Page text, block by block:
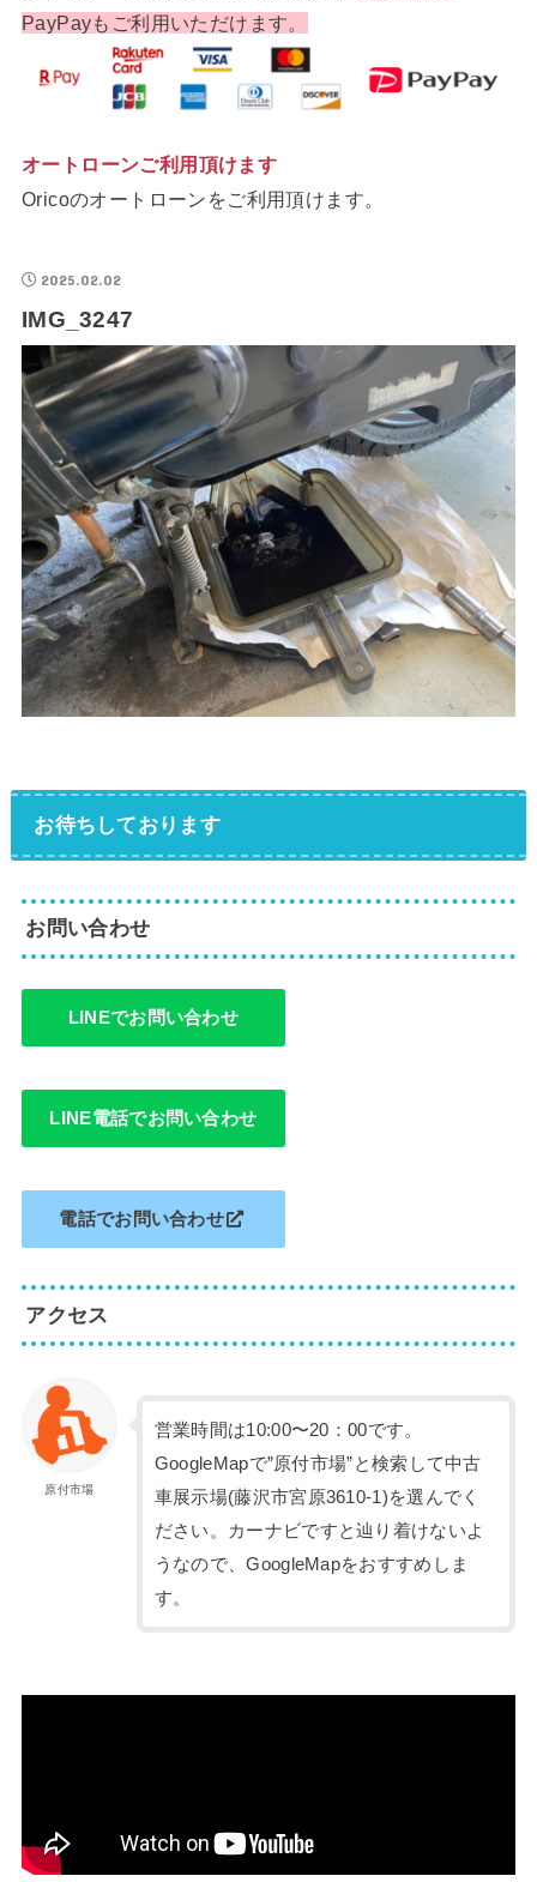
PayPayもご利用いただけます。
オートローンご利用頂けます
Oricoのオートローンをご利用頂けます。
2025.02.02
IMG_3247
お待ちしております
お問い合わせ
LINEでお問い合わせ
LINE電話でお問い合わせ
電話でお問い合わせ
アクセス
原付市場
営業時間は10:00〜20：00です。
GoogleMapで”原付市場”と検索して中古
車展示場(藤沢市宮原3610-1)を選んでく
ださい。カーナビですと辿り着けないよ
うなので、GoogleMapをおすすめしま
す。